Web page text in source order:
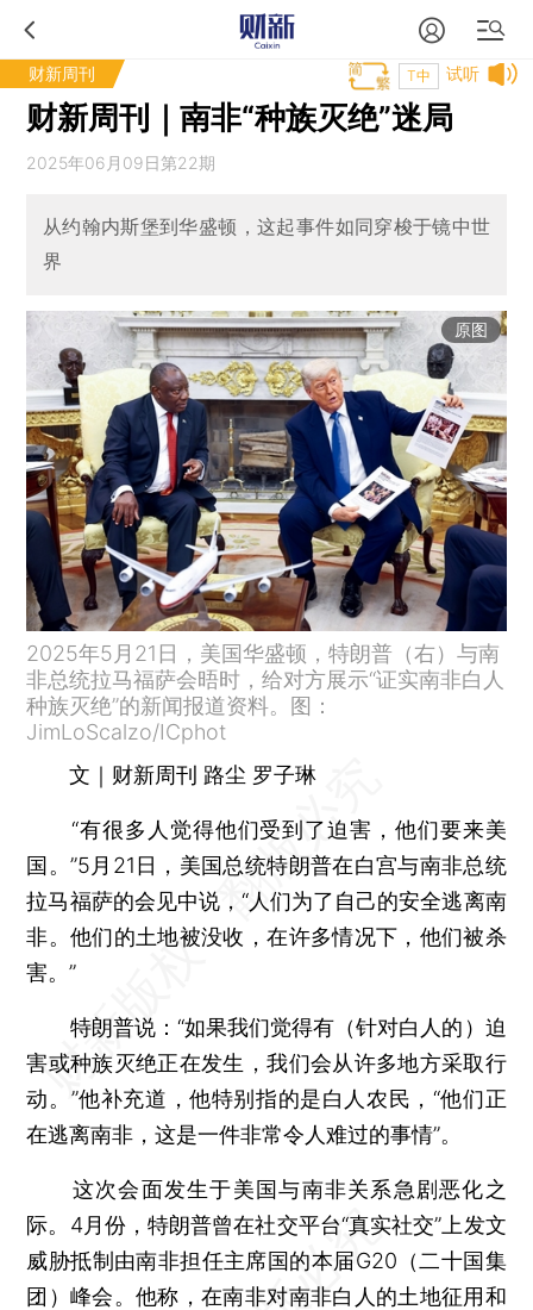
财新周刊 试听
T中
财新周刊｜南非“种族灭绝”迷局
2025年06月09日第22期
从约翰内斯堡到华盛顿，这起事件如同穿梭于镜中世
界
原图
2025年5月21日，美国华盛顿，特朗普（右）与南
非总统拉马福萨会晤时，给对方展示“证实南非白人
种族灭绝”的新闻报道资料。图：
JimLoScalzo/ICphot
文｜财新周刊 路尘 罗子琳
“有很多人觉得他们受到了迫害，他们要来美
国。”5月21日，美国总统特朗普在白宫与南非总统
拉马福萨的会见中说，“人们为了自己的安全逃离南
非。他们的土地被没收，在许多情况下，他们被杀
害。”
特朗普说：“如果我们觉得有（针对白人的）迫
害或种族灭绝正在发生，我们会从许多地方采取行
动。”他补充道，他特别指的是白人农民，“他们正
在逃离南非，这是一件非常令人难过的事情”。
这次会面发生于美国与南非关系急剧恶化之
际。4月份，特朗普曾在社交平台“真实社交”上发文
威胁抵制由南非担任主席国的本届G20（二十国集
团）峰会。他称，在南非对南非白人的土地征用和